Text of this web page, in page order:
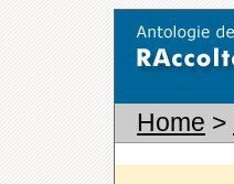
Home >